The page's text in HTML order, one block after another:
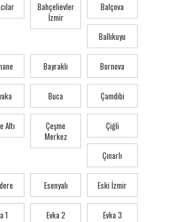
Bahçelievler
İzmir
Balçova
Ballıkuyu
Bayraklı Bornova
Buca Çamdibi
Altı
Çeşme
Merkez
Çiğli
Çınarlı
Esenyalı Eski İzmir
1 Evka 2 Evka 3